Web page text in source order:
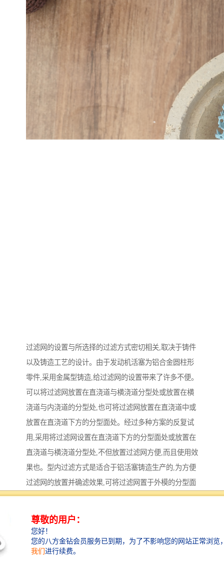
过滤网的设置与所选择的过滤方式密切相关,取决于铸件
以及铸造工艺的设计。由于发动机活塞为铝合金圆柱形
零件,采用金属型铸造,给过滤网的设置带来了许多不便。
可以将过滤网放置在直浇道与横浇道分型处或放置在横
浇道与内浇道的分型处,也可将过滤网放置在直浇道中或
放置在直浇道下方的分型面处。经过多种方案的反复试
用,采用将过滤网设置在直浇道下方的分型面处或放置在
直浇道与横浇道分型处,不但放置过滤网方便,而且使用效
果也。型内过滤方式是适合于铝活塞铸造生产的,为方便
过滤网的放置并确滤效果,可将过滤网置于外模的分型面
处,直浇道设置在一个半型上,横浇道设置在另一个半型
间。图1所示是将过滤网设置在直浇道下方分型面处的单
模铸造形式,图2所示的是将过滤网设置在直浇道与横浇